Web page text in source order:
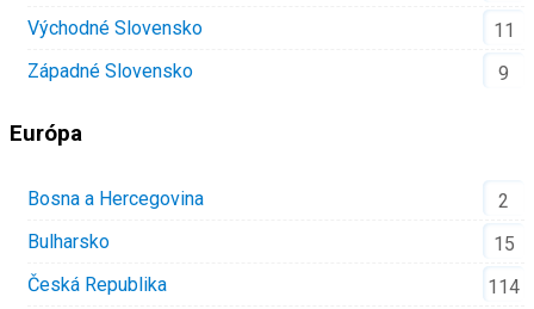
Východné Slovensko
11
Západné Slovensko
9
Európa
Bosna a Hercegovina
2
Bulharsko
15
Česká Republika
114